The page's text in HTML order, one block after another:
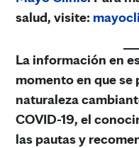
salud, visite:
La información en
momento en que
naturaleza
COVID-19, el
las pautas y